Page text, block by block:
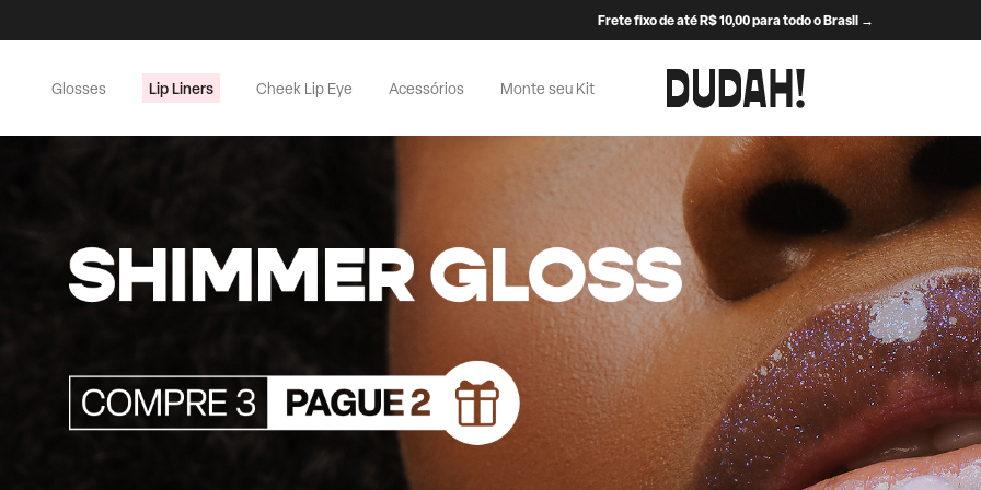
Frete fixo de até R$ 10,00 para todo o Brasil →
Glosses Lip Liners Cheek Lip Eye Acessórios Monte seu Kit